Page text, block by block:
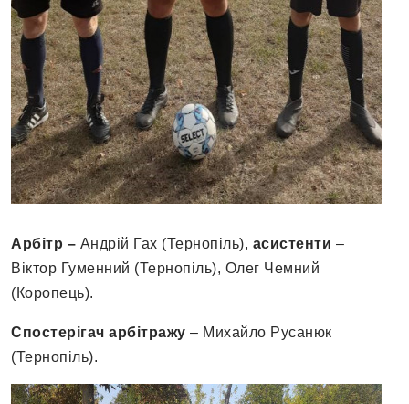
Арбітр – Андрій Гах (Тернопіль), асистенти –
Віктор Гуменний (Тернопіль), Олег Чемний
(Коропець).
Спостерігач арбітражу – Михайло Русанюк
(Тернопіль).